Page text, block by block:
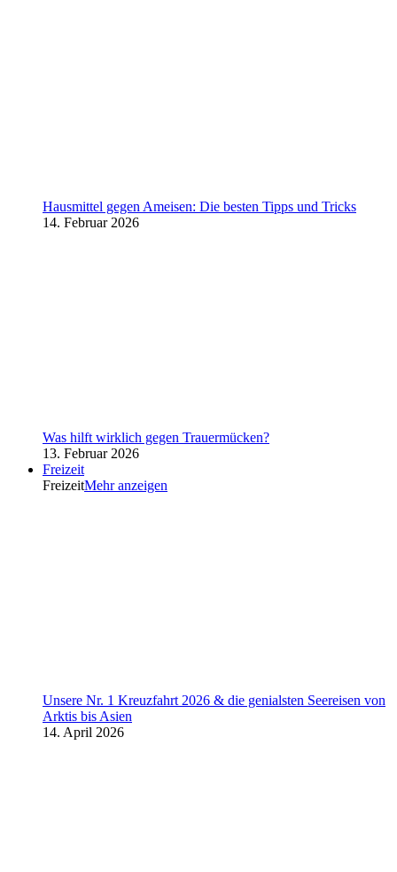
Hausmittel gegen Ameisen: Die besten Tipps und Tricks
14. Februar 2026
Was hilft wirklich gegen Trauermücken?
13. Februar 2026
Freizeit
FreizeitMehr anzeigen
Unsere Nr. 1 Kreuzfahrt 2026 & die genialsten Seereisen von
Arktis bis Asien
14. April 2026